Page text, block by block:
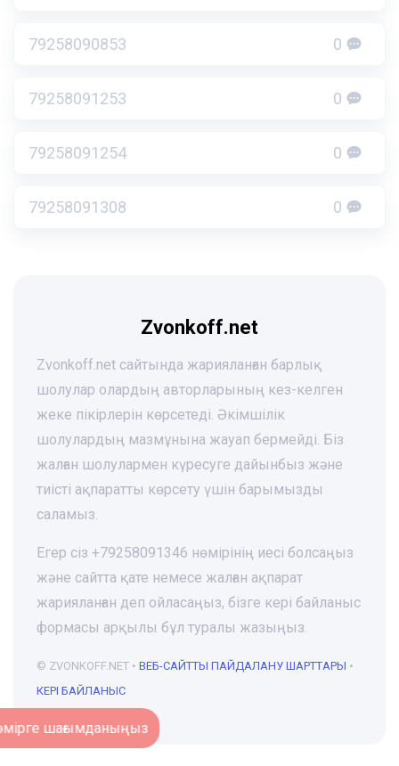
79258090853 0
79258091253 0
79258091254 0
79258091308 0
Zvonkoff.net
Zvonkoff.net сайтында жарияланған барлық
шолулар олардың авторларының кез-келген
жеке пікірлерін көрсетеді. Әкімшілік
шолулардың мазмұнына жауап бермейді. Біз
жалған шолулармен күресуге дайынбыз және
тиісті ақпаратты көрсету үшін барымызды
саламыз.
Егер сіз +79258091346 нөмірінің иесі болсаңыз
және сайтта қате немесе жалған ақпарат
жарияланған деп ойласаңыз, бізге кері байланыс
формасы арқылы бұл туралы жазыңыз.
© ZVONKOFF.NET • ВЕБ-CАЙТТЫ ПАЙДАЛАНУ ШАРТТАРЫ •
КЕРІ БАЙЛАНЫС
Нөмірге шағымданыңыз